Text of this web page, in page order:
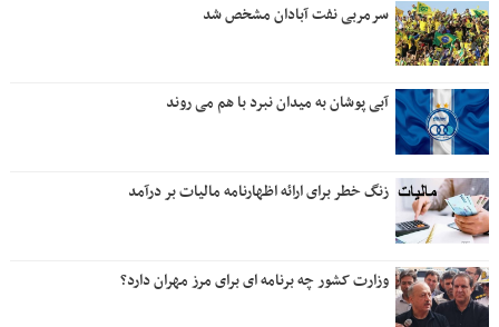
سرمربی نفت آبادان مشخص شد
آبی پوشان به میدان نبرد با هم می روند
زنگ خطر برای ارائه اظهارنامه مالیات بر درآمد
وزارت کشور چه برنامه ای برای مرز مهران دارد؟